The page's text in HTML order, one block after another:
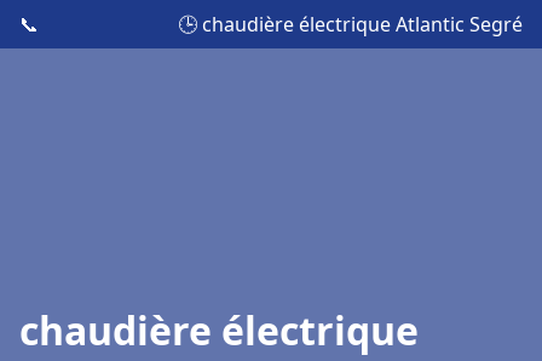
📞 🕒 chaudière électrique Atlantic Segré
chaudière électrique